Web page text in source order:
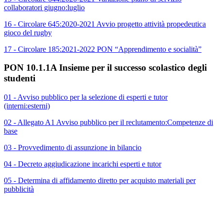
collaboratori giugno:luglio
16 - Circolare 645:2020-2021 Avvio progetto attività propedeutica
gioco del rugby
17 - Circolare 185:2021-2022 PON “Apprendimento e socialità”
PON 10.1.1A Insieme per il successo scolastico degli
studenti
01 - Avviso pubblico per la selezione di esperti e tutor
(interni:esterni)
02 - Allegato A1 Avviso pubblico per il reclutamento:Competenze di
base
03 - Provvedimento di assunzione in bilancio
04 - Decreto aggiudicazione incarichi esperti e tutor
05 - Determina di affidamento diretto per acquisto materiali per
pubblicità